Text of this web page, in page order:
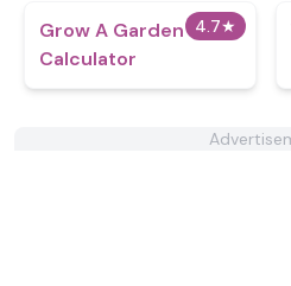
4.7★
Grow A Garden
Calculator​